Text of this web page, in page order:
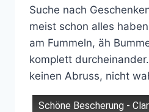
Suche nach
meist schon alles
am Fummeln, äh
komplett
keinen Abruss, nicht
Schöne Bescherung -